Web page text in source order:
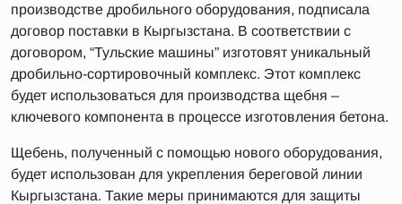
производстве дробильного оборудования, подписала
договор поставки в Кыргызстана. В соответствии с
договором, “Тульские машины” изготовят уникальный
дробильно-сортировочный комплекс. Этот комплекс
будет использоваться для производства щебня –
ключевого компонента в процессе изготовления бетона.
Щебень, полученный с помощью нового оборудования,
будет использован для укрепления береговой линии
Кыргызстана. Такие меры принимаются для защиты